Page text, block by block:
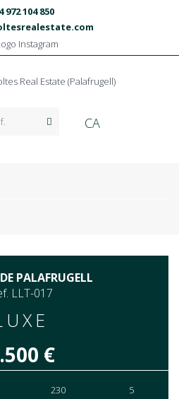
972 104 850
CA
PALAFRUGELL
LLT-017
€
230 5